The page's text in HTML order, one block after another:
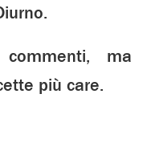
ma
più care.